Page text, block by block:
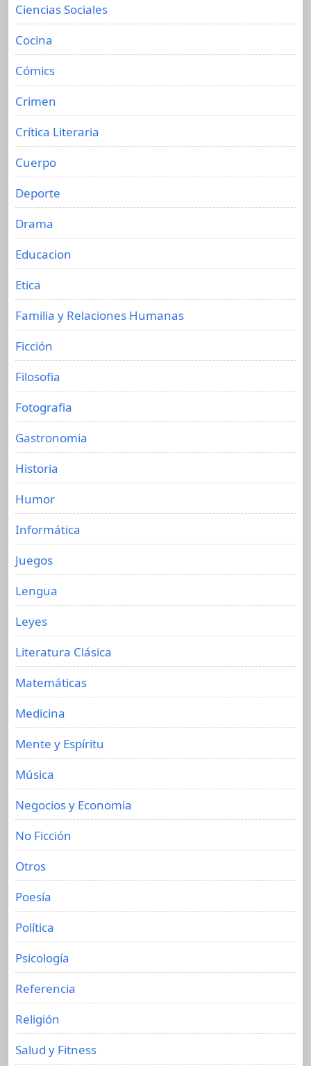
Ciencias Sociales
Cocina
Cómics
Crimen
Crítica Literaria
Cuerpo
Deporte
Drama
Educacion
Etica
Familia y Relaciones Humanas
Ficción
Filosofia
Fotografia
Gastronomia
Historia
Humor
Informática
Juegos
Lengua
Leyes
Literatura Clásica
Matemáticas
Medicina
Mente y Espíritu
Música
Negocios y Economia
No Ficción
Otros
Poesía
Política
Psicología
Referencia
Religión
Salud y Fitness